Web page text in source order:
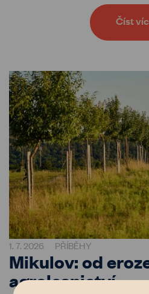
Číst
1. 7. 2026 PŘÍBĚHY
Mikulov: od
agrolesnictví